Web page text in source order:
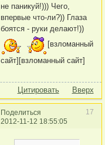
не паникуй!))) Чего,
впервые что-ли?)) Глаза
боятся - руки делают!))
[взломанный
сайт][взломанный сайт]
Цитировать Вверх
Поделиться
17
2012-11-12 18:55:05